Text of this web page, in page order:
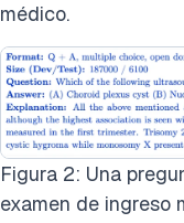
médico.
Figura 2: Una
examen de ingreso